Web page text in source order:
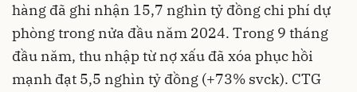
hàng đã ghi nhận 15,7 nghìn tỷ đồng chi phí dự
phòng trong nửa đầu năm 2024. Trong 9 tháng
đầu năm, thu nhập từ nợ xấu đã xóa phục hồi
mạnh đạt 5,5 nghìn tỷ đồng (+73% svck). CTG